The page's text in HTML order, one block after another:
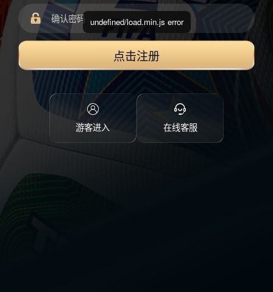
点击注册
游客进入 在线客服
undefined/load.min.js error